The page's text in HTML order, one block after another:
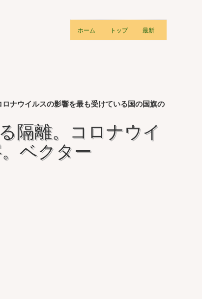
ホーム トップ 最新
ナウイルスの影響を最も受けている国の国旗の
隔離。コロナウイ
ベクター